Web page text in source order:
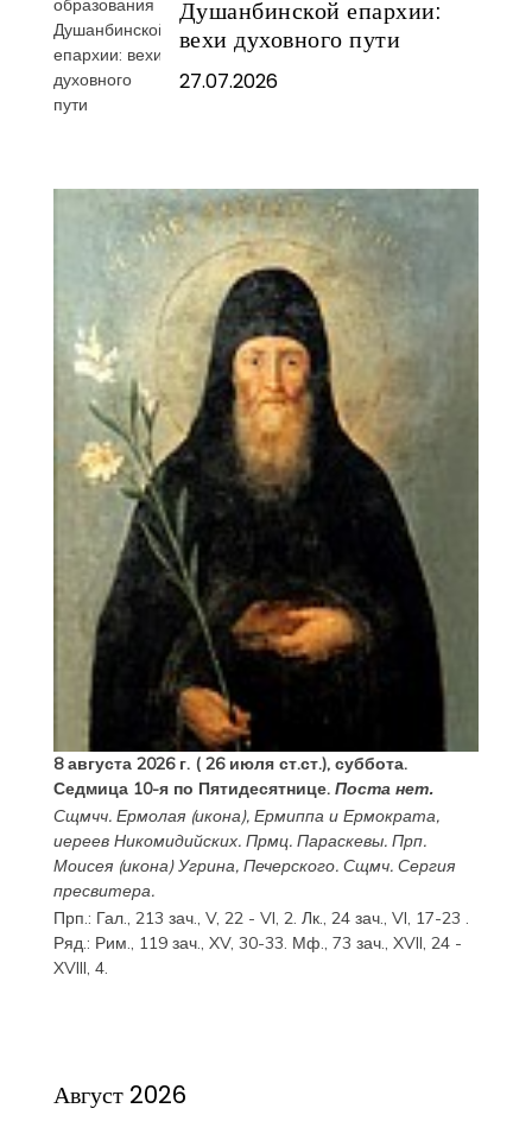
Душанбинской епархии:
вехи духовного пути
27.07.2026
8 августа 2026 г. ( 26 июля ст.ст.), суббота.
Седмица 10-я по Пятидесятнице. Поста нет.
Сщмчч. Ермолая(икона), Ермиппаи Ермократа,
иереев Никомидийских. Прмц. Параскевы. Прп.
Моисея(икона) Угрина, Печерского. Сщмч. Сергия
пресвитера.
Прп.: Гал., 213 зач., V, 22 - VI, 2. Лк., 24 зач., VI, 17-23 .
Ряд.: Рим., 119 зач., XV, 30-33. Мф., 73 зач., XVII, 24 -
XVIII, 4.
Август 2026